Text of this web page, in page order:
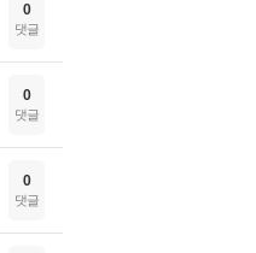
0
댓글
0
댓글
0
댓글